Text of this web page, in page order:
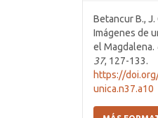
Betancur B., J.
Imágenes de
el Magdalena.
37, 127-133.
https://
unica.n37.a10